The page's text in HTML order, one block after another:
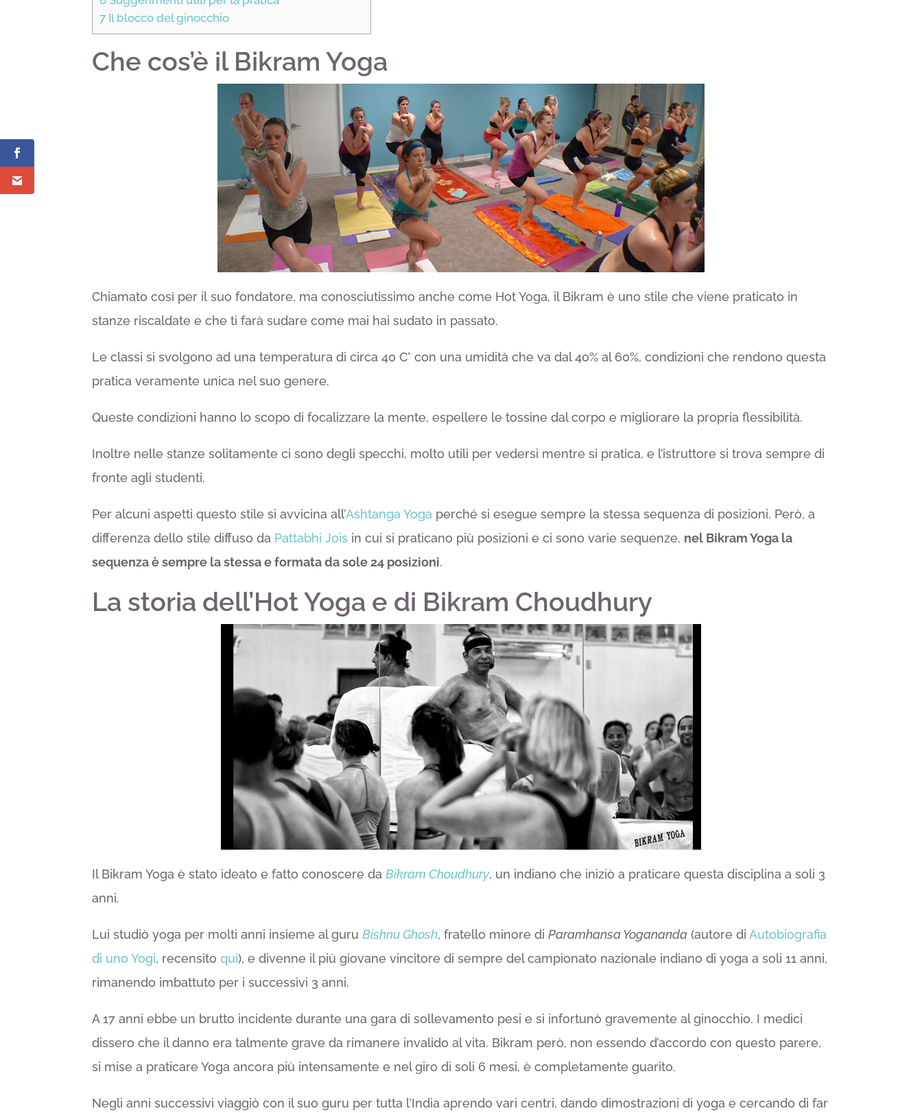
7 Il blocco del ginocchio
Che cos’è il Bikram Yoga
Chiamato così per il suo fondatore, ma conosciutissimo anche come Hot Yoga, il Bikram è uno stile che viene praticato in
stanze riscaldate e che ti farà sudare come mai hai sudato in passato.
Le classi si svolgono ad una temperatura di circa 40 C° con una umidità che va dal 40% al 60%, condizioni che rendono questa
pratica veramente unica nel suo genere.
Queste condizioni hanno lo scopo di focalizzare la mente, espellere le tossine dal corpo e migliorare la propria flessibilità.
Inoltre nelle stanze solitamente ci sono degli specchi, molto utili per vedersi mentre si pratica, e l’istruttore si trova sempre di
fronte agli studenti.
Per alcuni aspetti questo stile si avvicina all’Ashtanga Yoga perché si esegue sempre la stessa sequenza di posizioni. Però, a
differenza dello stile diffuso da Pattabhi Jois in cui si praticano più posizioni e ci sono varie sequenze, nel Bikram Yoga la
sequenza è sempre la stessa e formata da sole 24 posizioni.
La storia dell’Hot Yoga e di Bikram Choudhury
Il Bikram Yoga è stato ideato e fatto conoscere daBikram Choudhury, un indiano che iniziò a praticare questa disciplina a soli 3
anni.
Lui studiò yoga per molti anni insieme al guruBishnu Ghosh, fratello minore diParamhansa Yogananda (autore diAutobiografia
di uno Yogi, recensitoqui), e divenne il più giovane vincitore di sempre del campionato nazionale indiano di yoga a soli 11 anni,
rimanendo imbattuto per i successivi 3 anni.
A 17 anni ebbe un brutto incidente durante una gara di sollevamento pesi e si infortunò gravemente al ginocchio. I medici
dissero che il danno era talmente grave da rimanere invalido al vita. Bikram però, non essendo d’accordo con questo parere,
si mise a praticare Yoga ancora più intensamente e nel giro di soli 6 mesi, è completamente guarito.
Negli anni successivi viaggiò con il suo guru per tutta l’India aprendo vari centri, dando dimostrazioni di yoga e cercando di far